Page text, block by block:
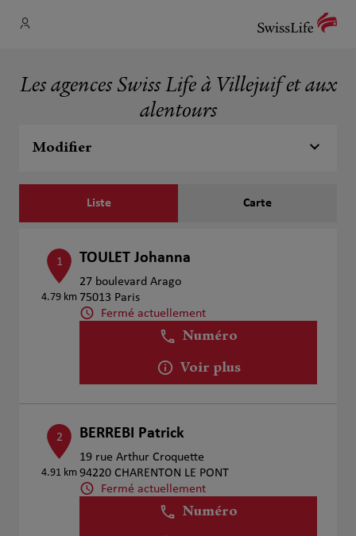
Les agences Swiss Life à Villejuif et aux
alentours
Modifier
Liste Carte
1
4.79 km
TOULET Johanna
27 boulevard Arago
75013 Paris
Fermé actuellement
Numéro
Voir plus
2
4.91 km
BERREBI Patrick
19 rue Arthur Croquette
94220 CHARENTON LE PONT
Fermé actuellement
Numéro